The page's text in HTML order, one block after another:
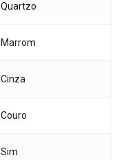
Quartzo
Marrom
Cinza
Couro
Sim